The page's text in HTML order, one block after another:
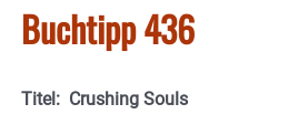
Buchtipp 436
Titel: Crushing Souls